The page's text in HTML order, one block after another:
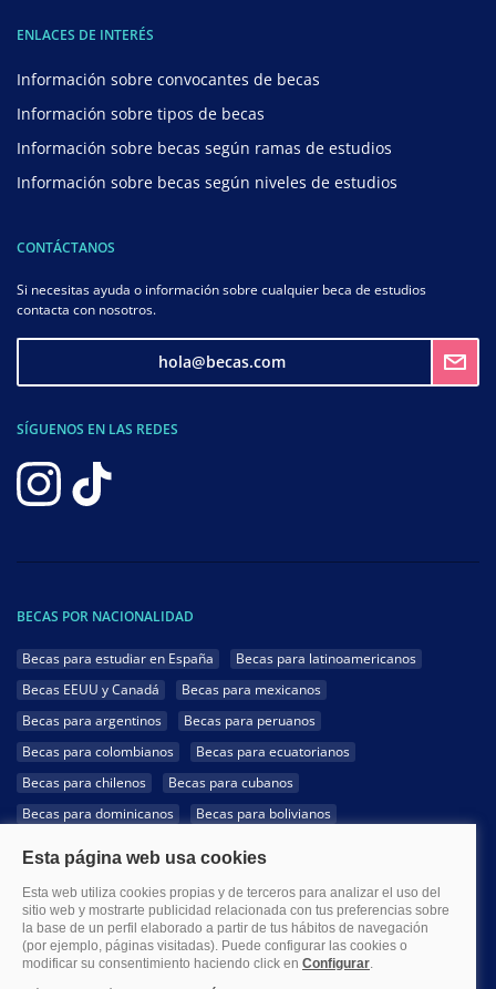
ENLACES DE INTERÉS
Información sobre convocantes de becas
Información sobre tipos de becas
Información sobre becas según ramas de estudios
Información sobre becas según niveles de estudios
CONTÁCTANOS
Si necesitas ayuda o información sobre cualquier beca de estudios
contacta con nosotros.
hola@becas.com
SÍGUENOS EN LAS REDES
BECAS POR NACIONALIDAD
Becas para estudiar en España
Becas para latinoamericanos
Becas EEUU y Canadá
Becas para mexicanos
Becas para argentinos
Becas para peruanos
Becas para colombianos
Becas para ecuatorianos
Becas para chilenos
Becas para cubanos
Becas para dominicanos
Becas para bolivianos
Becas para hondureños
Becas para paraguayos
Becas para uruguayos
Becas para salvadoreños